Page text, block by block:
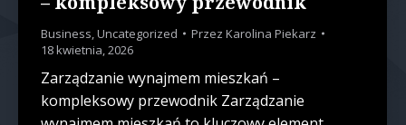
Business,Uncategorized Przez Karolina Piekarz
18 kwietnia, 2026
Zarządzanie wynajmem mieszkań –
kompleksowy przewodnik Zarządzanie